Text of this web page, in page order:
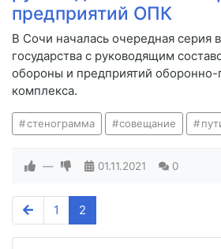
предприятий ОПК
В Сочи началась очередная серия
государства с руководящим
обороны и предприятий
комплекса.
стенограмма совещание
— 01.11.2021 0
1 2